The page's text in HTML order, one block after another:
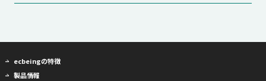
ecbeingの特徴
製品情報